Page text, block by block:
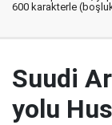
600 karakterle
Suudi
yolu